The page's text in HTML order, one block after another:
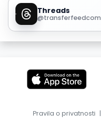
Threads
@transferfeedcom
Pravila o privatnosti |